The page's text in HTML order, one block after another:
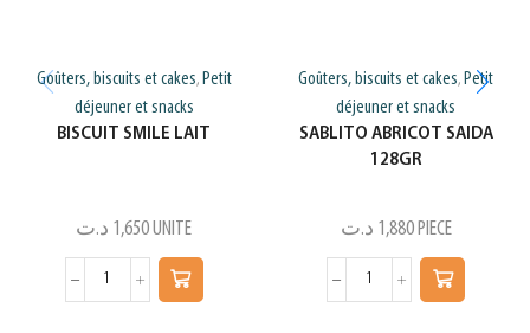
Goûters, biscuits et cakes, Petit
déjeuner et snacks
BISCUIT SMILE LAIT
1,650 د.ت UNITE
Goûters, biscuits et cakes, Petit
déjeuner et snacks
SABLITO ABRICOT SAIDA
128GR
1,880 د.ت PIECE